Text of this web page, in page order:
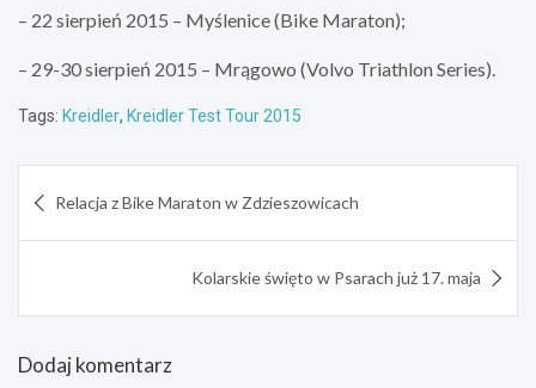
– 22 sierpień 2015 – Myślenice (Bike Maraton);
– 29-30 sierpień 2015 – Mrągowo (Volvo Triathlon Series).
Tags: Kreidler, Kreidler Test Tour 2015
wpisu
Relacja z Bike Maraton w Zdzieszowicach
Kolarskie święto w Psarach już 17. maja
Dodaj komentarz